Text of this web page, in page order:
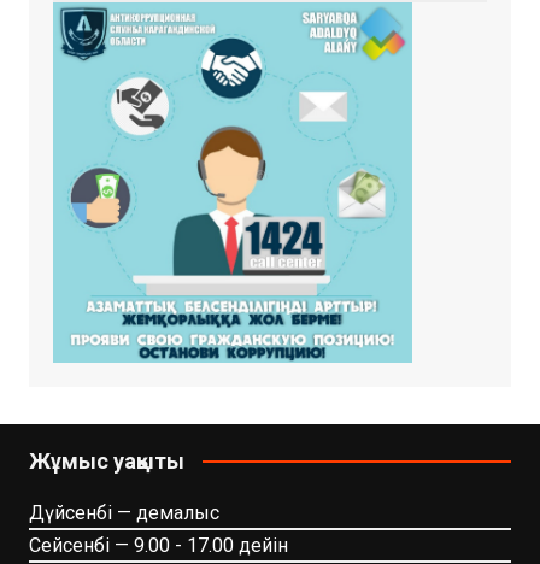
Жұмыс уақыты
Дүйсенбі — демалыс
Сейсенбі — 9.00 - 17.00 дейін